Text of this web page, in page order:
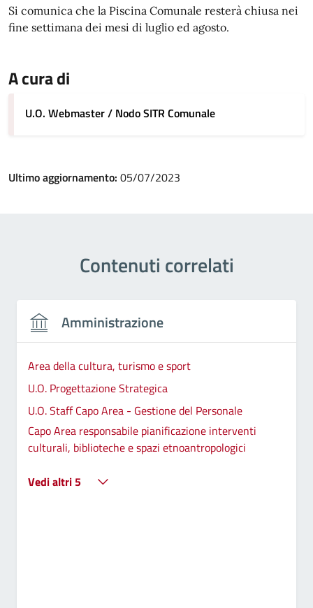
Si comunica che la Piscina Comunale resterà chiusa nei
fine settimana dei mesi di luglio ed agosto.
A cura di
U.O. Webmaster / Nodo SITR Comunale
Ultimo aggiornamento: 05/07/2023
Contenuti correlati
Amministrazione
Area della cultura, turismo e sport
U.O. Progettazione Strategica
U.O. Staff Capo Area - Gestione del Personale
Capo Area responsabile pianificazione interventi
culturali, biblioteche e spazi etnoantropologici
Vedi altri 5